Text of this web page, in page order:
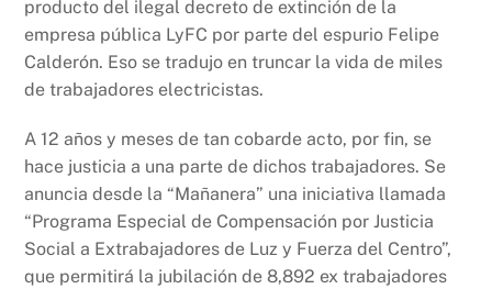
producto del ilegal decreto de extinción de la
empresa pública LyFC por parte del espurio Felipe
Calderón. Eso se tradujo en truncar la vida de miles
de trabajadores electricistas.
A 12 años y meses de tan cobarde acto, por fin, se
hace justicia a una parte de dichos trabajadores. Se
anuncia desde la “Mañanera” una iniciativa llamada
“Programa Especial de Compensación por Justicia
Social a Extrabajadores de Luz y Fuerza del Centro”,
que permitirá la jubilación de 8,892 ex trabajadores